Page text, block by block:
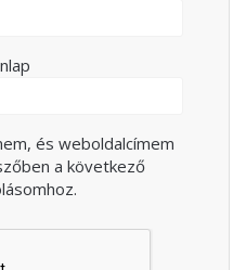
és weboldalcímem
a következő